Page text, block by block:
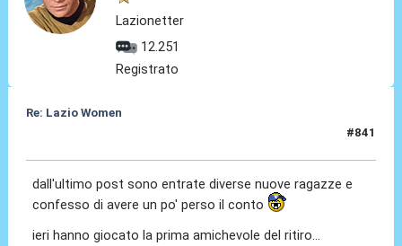
Lazionetter
12.251
Registrato
Re: Lazio Women
#841
dall'ultimo post sono entrate diverse nuove ragazze e
confesso di avere un po' perso il conto
ieri hanno giocato la prima amichevole del ritiro...